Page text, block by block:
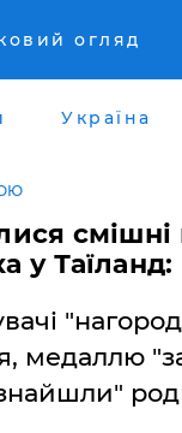
огляд
Україна
у
медаллю